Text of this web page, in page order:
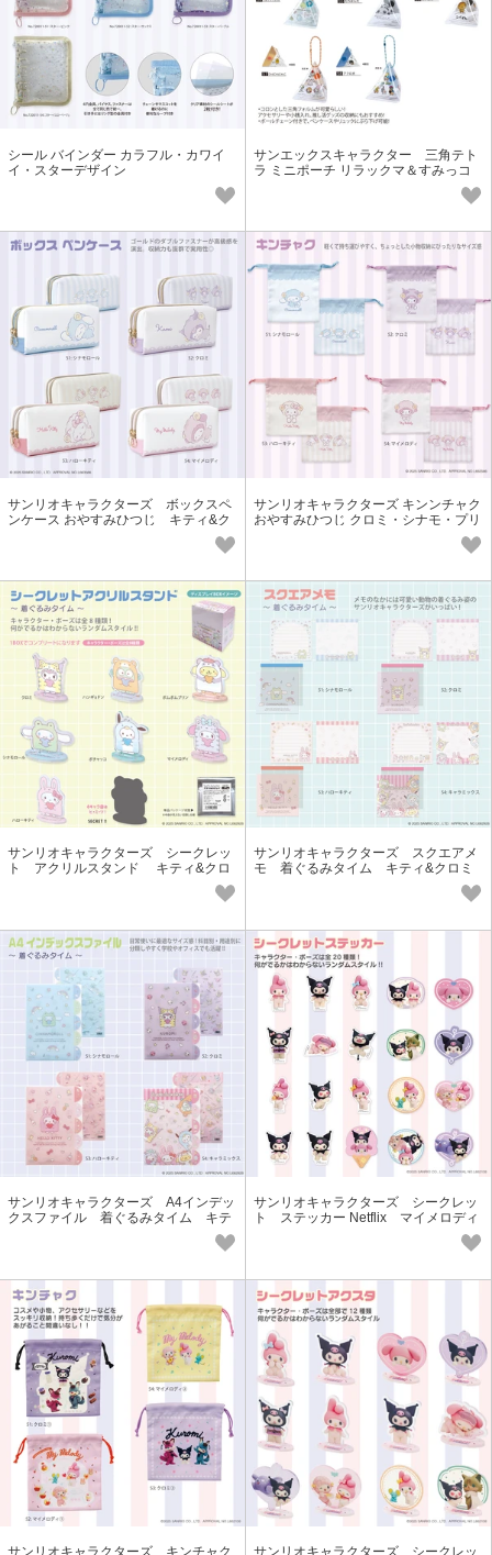
シール バインダー カラフル・カワイ
イ・スターデザイン
サンエックスキャラクター 三角テト
ラ ミニポーチ リラックマ＆すみっコ
サンリオキャラクターズ ボックスペ
ンケース おやすみひつじ キティ&ク
サンリオキャラクターズ キンンチャク
おやすみひつじ クロミ・シナモ・プリ
サンリオキャラクターズ シークレッ
ト アクリルスタンド キティ&クロ
サンリオキャラクターズ スクエアメ
モ 着ぐるみタイム キティ&クロミ
サンリオキャラクターズ A4インデッ
クスファイル 着ぐるみタイム キテ
サンリオキャラクターズ シークレッ
ト ステッカー Netflix マイメロディ